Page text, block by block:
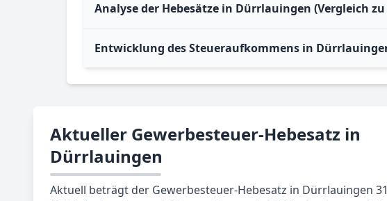
Analyse der Hebesätze in Dürrlauingen (Vergleich
Entwicklung des Steueraufkommens in
Aktueller Gewerbesteuer-Hebesatz in
Dürrlauingen
Aktuell beträgt der Gewerbesteuer-Hebesatz in Dürrlauingen